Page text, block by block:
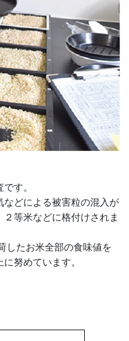
す。
どによる被害粒の混入が
等米などに格付けされま
したお米全部の食味値を
努めています。